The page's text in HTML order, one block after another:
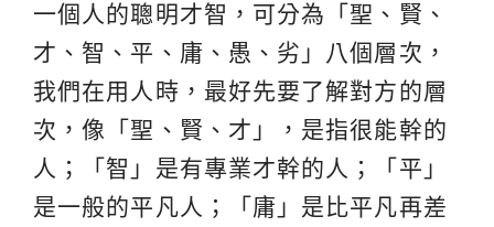
一個人的聰明才智，可分為「聖、賢、
才、智、平、庸、愚、劣」八個層次，
我們在用人時，最好先要了解對方的層
次，像「聖、賢、才」，是指很能幹的
人；「智」是有專業才幹的人；「平」
是一般的平凡人；「庸」是比平凡再差